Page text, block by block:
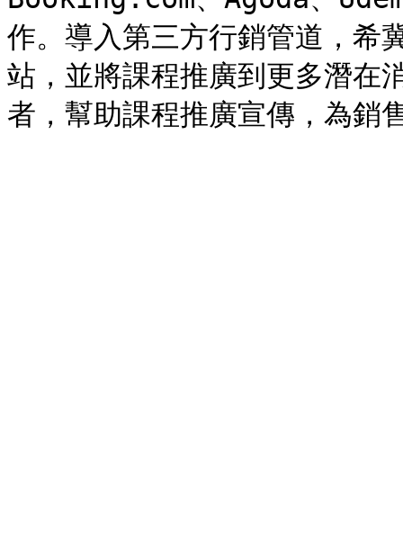
作。導入第三方行銷管道，希
站，並將課程推廣到更多潛在